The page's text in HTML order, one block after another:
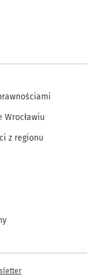
Wrocławiu
z regionu